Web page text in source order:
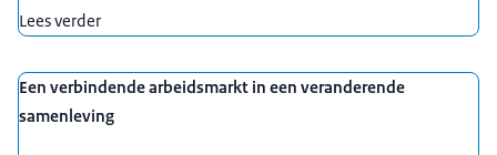
Meer meedoen is niet per se goed voor jongeren
Op weg naar een nieuwe armoedegrens
Een brede blik op bijstand
Eigentijdse ongelijkheid
Lees verder
Een verbindende arbeidsmarkt in een veranderende
samenleving